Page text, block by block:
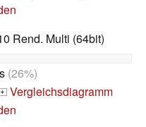
Rend. Multi (64bit)
(26%)
+ Vergleichsdiagramm